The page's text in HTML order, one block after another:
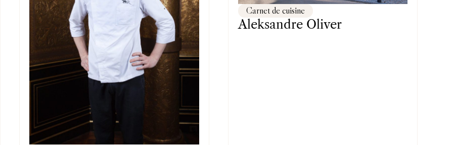
Carnet de cuisine
Aleksandre Oliver